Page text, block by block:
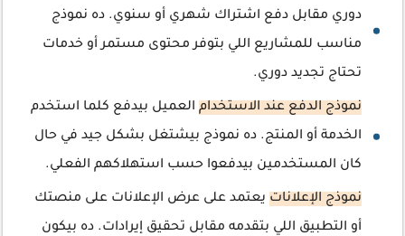
دوري مقابل دفع اشتراك شهري أو سنوي. ده نموذج
مناسب للمشاريع اللي بتوفر محتوى مستمر أو خدمات
تحتاج تجديد دوري.
نموذج الدفع عند الاستخدام العميل بيدفع كلما استخدم
الخدمة أو المنتج. ده نموذج بيشتغل بشكل جيد في حال
كان المستخدمين بيدفعوا حسب استهلاكهم الفعلي.
نموذج الإعلانات يعتمد على عرض الإعلانات على منصتك
أو التطبيق اللي بتقدمه مقابل تحقيق إيرادات. ده بيكون